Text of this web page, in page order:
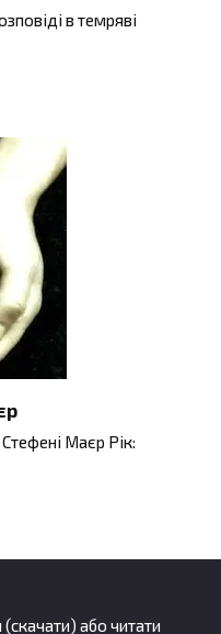
в темряві
Маєр Рік:
або читати